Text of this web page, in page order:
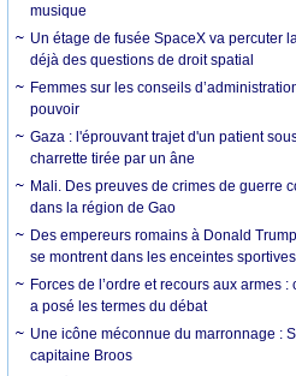
musique
Un étage de fusée SpaceX va percuter
déjà des questions de droit spatial
Femmes sur les conseils
pouvoir
Gaza : l'éprouvant trajet d'un patient
charrette tirée par un âne
Mali. Des preuves de crimes de guerre
dans la région de Gao
Des empereurs romains à Donald
se montrent dans les enceintes sportives
Forces de l’ordre et recours aux armes
a posé les termes du débat
Une icône méconnue du marronnage :
capitaine Broos